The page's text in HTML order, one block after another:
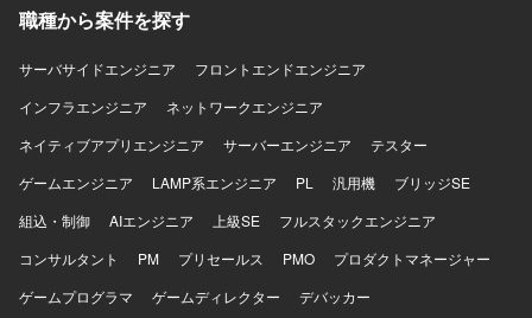
に貢献できるポジションです。dbtやETL／ELTパイプライ
ンの設計・実装を通じて、モダンなデータエンジニアリン
SQL、Python等を用いたデータ変換およびパイプライン実
装を行います。クラウド環境でのデータ基盤構築・運用を
職種から案件を探す
サーバサイドエンジニア
フロントエンドエンジニア
インフラエンジニア
ネットワークエンジニア
ネイティブアプリエンジニア
サーバーエンジニア
テスター
ゲームエンジニア
LAMP系エンジニア PL 汎用機
ブリッジSE
組込・制御
AIエンジニア 上級SE
フルスタックエンジニア
コンサルタント
PM プリセールス PMO
プロダクトマネージャー
ゲームプログラマ
ゲームディレクター
デバッカー